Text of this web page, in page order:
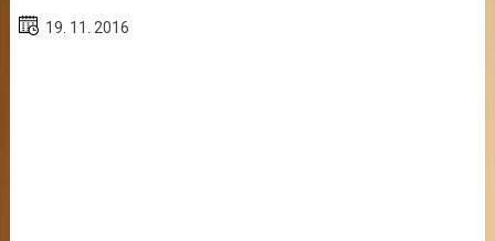
19. 11. 2016